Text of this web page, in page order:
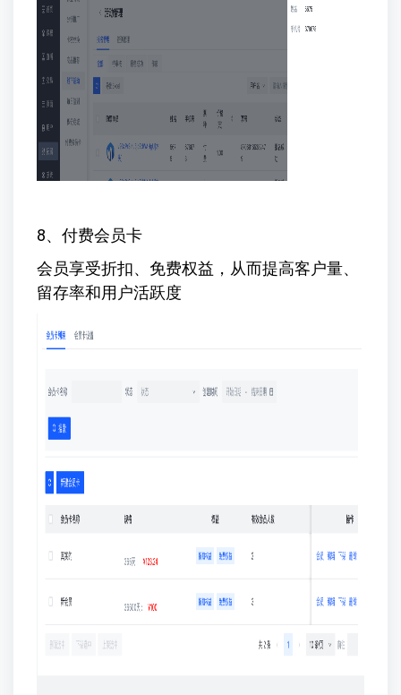
8、付费会员卡
会员享受折扣、免费权益，从而提高客户量、
留存率和用户活跃度